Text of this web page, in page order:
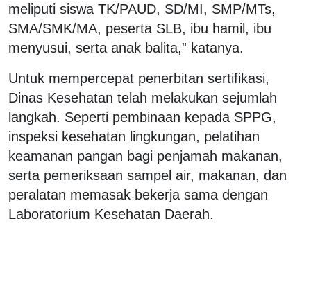
meliputi siswa TK/PAUD, SD/MI, SMP/MTs,
SMA/SMK/MA, peserta SLB, ibu hamil, ibu
menyusui, serta anak balita,” katanya.
Untuk mempercepat penerbitan sertifikasi,
Dinas Kesehatan telah melakukan sejumlah
langkah. Seperti pembinaan kepada SPPG,
inspeksi kesehatan lingkungan, pelatihan
keamanan pangan bagi penjamah makanan,
serta pemeriksaan sampel air, makanan, dan
peralatan memasak bekerja sama dengan
Laboratorium Kesehatan Daerah.